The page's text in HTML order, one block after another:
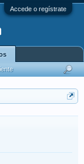
Accede o regístrate